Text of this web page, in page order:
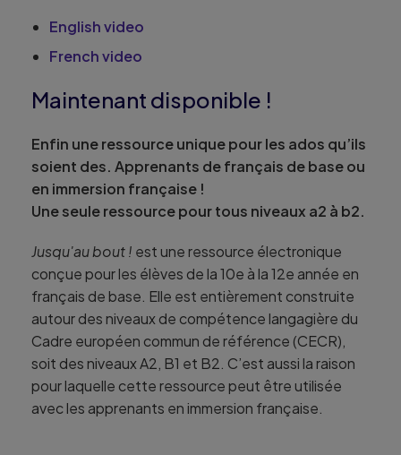
English video
French video
Maintenant disponible !
Enfin une ressource unique pour les ados qu’ils
soient des. Apprenants de français de base ou
en immersion française !
Une seule ressource pour tous niveaux a2 à b2.
Jusqu'au bout ! est une ressource électronique
conçue pour les élèves de la 10e à la 12e année en
français de base. Elle est entièrement construite
autour des niveaux de compétence langagière du
Cadre européen commun de référence (CECR),
soit des niveaux A2, B1 et B2. C’est aussi la raison
pour laquelle cette ressource peut être utilisée
avec les apprenants en immersion française.